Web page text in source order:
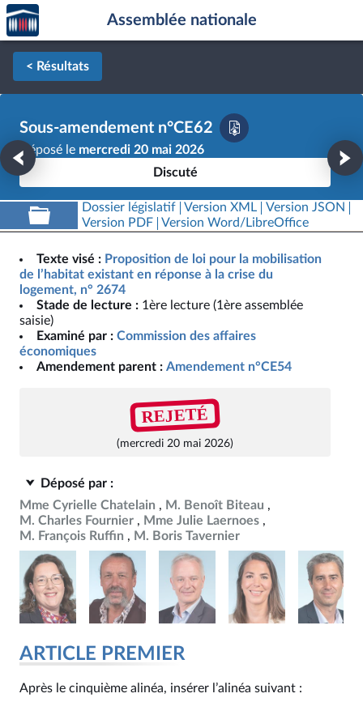
Aller au contenu
Aller en bas de la page
Accèder
à la
page
d'accueil
Assemblée nationale
< Résultats
Sous-amendement n°CE62
Déposé le mercredi 20 mai 2026
Discuté
Dossier législatif Version XML
Version JSON
Version PDF
Version Word/LibreOffice
Texte visé : Proposition de loi pour la mobilisation
de l’habitat existant en réponse à la crise du
logement, n° 2674
Stade de lecture : 1ère lecture (1ère assemblée
saisie)
Examiné par : Commission des affaires
économiques
Amendement parent : Amendement n°CE54
REJETÉ
(mercredi 20 mai 2026)
Déposé par :
Mme Cyrielle Chatelain
M. Benoît Biteau
M. Charles Fournier
Mme Julie Laernoes
M. François Ruffin
M. Boris Tavernier
ARTICLE PREMIER
Après le cinquième alinéa, insérer l’alinéa suivant :